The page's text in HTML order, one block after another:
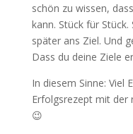
schön zu wissen,
kann. Stück für
später ans Ziel. Und
Dass du deine Ziele
In diesem Sinne: Viel
Erfolgsrezept mit der
😉